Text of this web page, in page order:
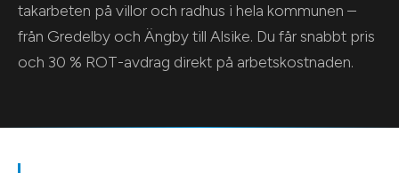
takarbeten på villor och radhus i hela kommunen –
från Gredelby och Ängby till Alsike. Du får snabbt pris
och 30 % ROT-avdrag direkt på arbetskostnaden.